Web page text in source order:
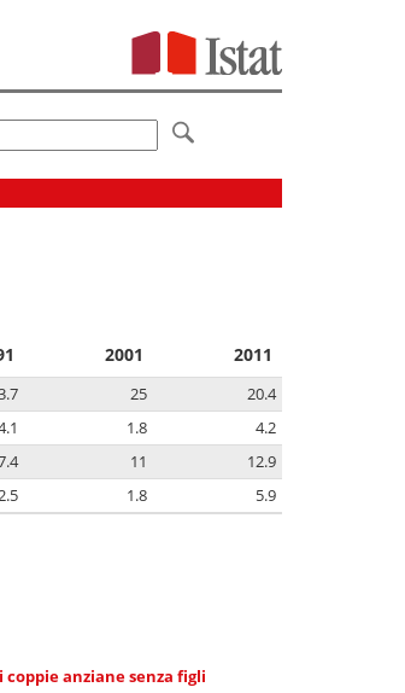
2001 2011
25
20.4
1.8
4.2
11
12.9
1.8 5.9
coppie anziane senza figli